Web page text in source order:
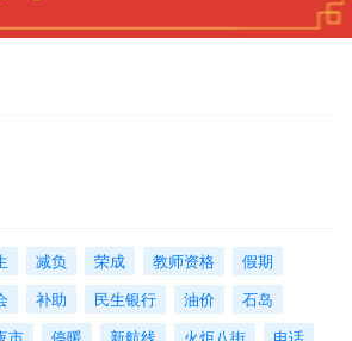
减负 荣成 教师资格
假期
补助 民生银行 油价
石岛